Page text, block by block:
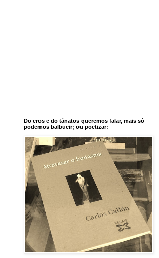
Do eros e do tánatos queremos falar, mais só
podemos balbucir; ou poetizar: